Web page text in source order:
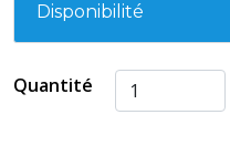
Disponibilité
Quantité